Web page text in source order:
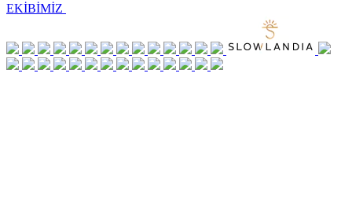
EKİBİMİZ